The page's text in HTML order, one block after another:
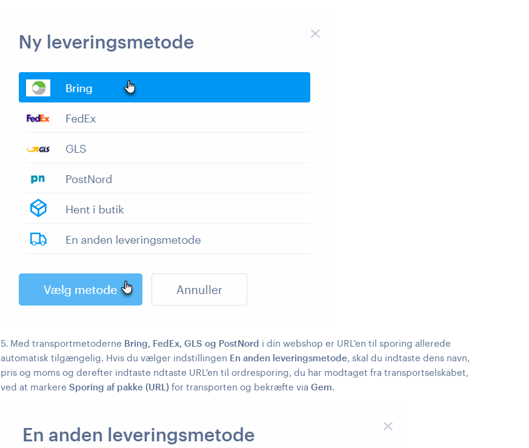
5. Med transportmetoderne Bring, FedEx, GLS og PostNord i din webshop er URL'en til sporing allerede
automatisk tilgængelig. Hvis du vælger indstillingen En anden leveringsmetode, skal du indtaste dens navn,
pris og moms og derefter indtaste ndtaste URL'en til ordresporing, du har modtaget fra transportselskabet,
ved at markere Sporing af pakke (URL) for transporten og bekræfte via Gem.